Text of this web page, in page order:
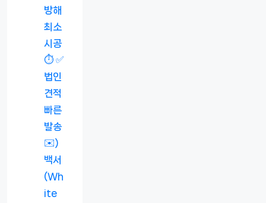
방해
최소
시공
⏱️ ✅
법인
견적
빠른
발송
✉️)
백서
(Wh
ite